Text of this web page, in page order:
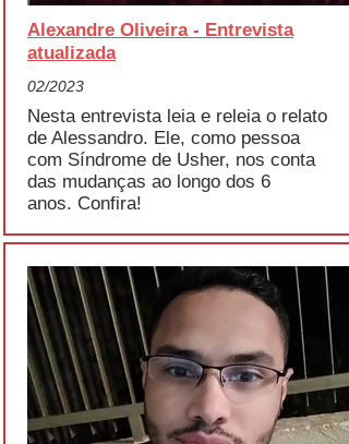
Alexandre Oliveira - Entrevista
atualizada
02/2023
Nesta entrevista leia e releia o relato
de Alessandro. Ele, como pessoa
com Síndrome de Usher, nos conta
das mudanças ao longo dos 6
anos. Confira!